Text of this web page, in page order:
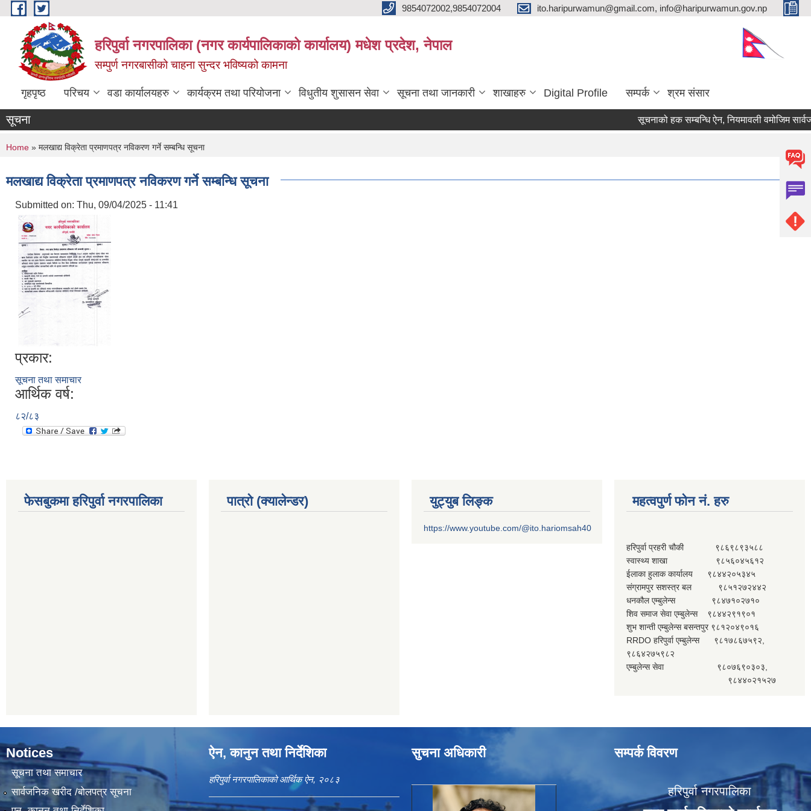
Skip to main content 9854072002,9854072004 ito.haripurwamun@gmail.com, info@haripurwamun.gov.np
हरिपुर्वा नगरपालिका (नगर कार्यपालिकाको कार्यालय) मधेश प्रदेश, नेपाल
सम्पुर्ण नगरबासीको चाहना सुन्दर भविष्यको कामना
गृहपृष्ठ परिचय वडा कार्यालयहरु कार्यक्रम तथा परियोजना विधुतीय शुसासन सेवा सूचना तथा जानकारी शाखाहरु Digital Profile सम्पर्क श्रम संसार
सूचना सूचनाको हक सम्बन्धि ऐन, नियमावली वमोजिम
You are here
Home » मलखाद्य विक्रेता प्रमाणपत्र नविकरण गर्ने सम्बन्धि सूचना
मलखाद्य विक्रेता प्रमाणपत्र नविकरण गर्ने सम्बन्धि सूचना
Submitted on: Thu, 09/04/2025 - 11:41
प्रकार:
सूचना तथा समाचार
आर्थिक वर्ष:
८२/८३
फेसबुकमा हरिपुर्वा नगरपालिका पात्रो (क्यालेन्डर) युट्युब लिङ्क
https://www.youtube.com/@ito.hariomsah40
महत्वपुर्ण फोन नं. हरु
हरिपुर्वा प्रहरी चौकी ९८६९८९३५८८
स्वास्थ्य शाखा ९८५६०४५६१२
ईलाका हुलाक कार्यालय ९८४४२०५३४५
संग्रामपुर सशस्त्र बल ९८५१२७२४४२
धनकौल एम्बुलेन्स ९८४७१०२७१०
शिव समाज सेवा एम्बुलेन्स ९८४४२९१९०१
शुभ शान्ती एम्बुलेन्स बसन्तपुर ९८१२०४९०१६
RRDO हरिपुर्वा एम्बुलेन्स ९८१७८६७५९२,
९८६४२७५९८२
एम्बुलेन्स सेवा ९८०७६९०३०३,
९८४४०२१५२७
Notices
सूचना तथा समाचार
सार्वजनिक खरीद /बोलपत्र सूचना
ऐन, कानुन तथा निर्देशिका
हरिपुर्वा नगरपालिकाको आर्थिक ऐन, २०८३
सुचना अधिकारी सम्पर्क विवरण
हरिपुर्वा नगरपालिका